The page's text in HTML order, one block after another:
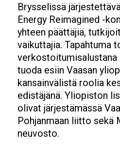
Brysselissä
Energy Reimagined -
yhteen päättäjiä,
vaikuttajia. Tapahtuma
verkostoitumisalustana
tuoda esiin Vaasan
kansainvälistä roolia
edistäjänä. Yliopiston
olivat järjestämässä
Pohjanmaan liitto sekä
neuvosto.